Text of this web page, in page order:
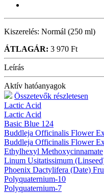
Kiszerelés: Normál (250 ml)
ÁTLAGÁR: 3 970 Ft
Leírás
Aktív hatóanyagok
Összetevők részletesen
Lactic Acid
Lactic Acid
Basic Blue 124
Buddleja Officinalis Flower
Buddleja Officinalis Flower
Ethylhexyl Methoxycinnamate
Linum Usitatissimum
Phoenix Dactylifera (Date)
Polyquaternium-10
Polyquaternium-7